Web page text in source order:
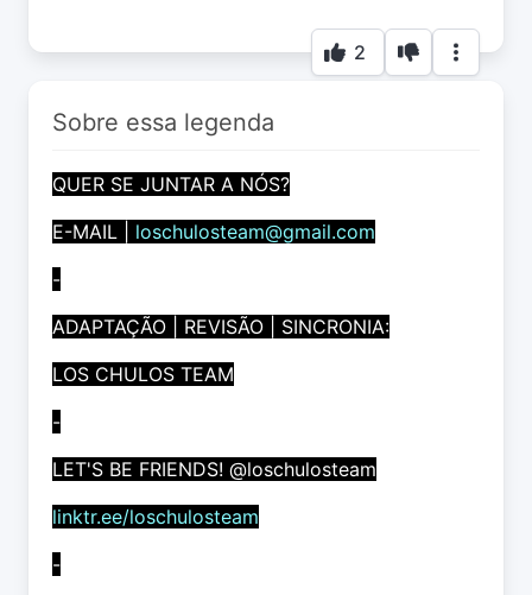
2
Sobre essa legenda
QUER SE JUNTAR A NÓS?
E-MAIL | loschulosteam@gmail.com
-
ADAPTAÇÃO | REVISÃO | SINCRONIA:
LOS CHULOS TEAM
-
LET'S BE FRIENDS! @loschulosteam
linktr.ee/loschulosteam
-